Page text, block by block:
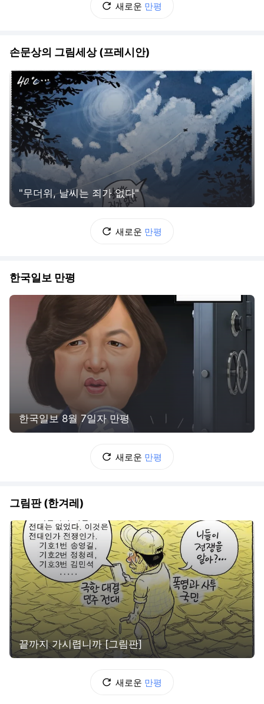
새로운 만평
손문상의 그림세상 (프레시안)
"무더위, 날씨는 죄가 없다"
새로운 만평
한국일보 만평
한국일보 8월 7일자 만평
새로운 만평
그림판 (한겨레)
끝까지 가시렵니까 [그림판]
새로운 만평